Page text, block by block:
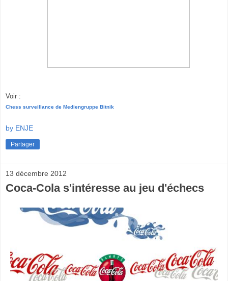
Voir :
Chess surveillance de Mediengruppe Bitnik
by ENJE
Partager
13 décembre 2012
Coca-Cola s'intéresse au jeu d'échecs